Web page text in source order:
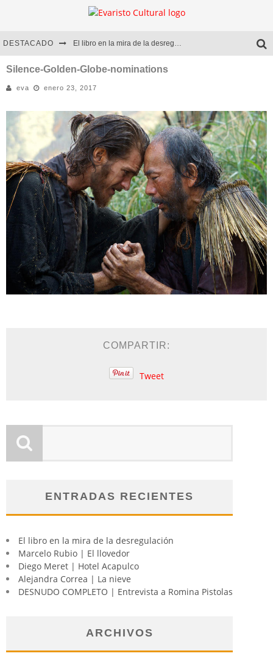
DESTACADO El libro en la mira de la desregulación
Marcelo Rubio | El llovedor
Diego Meret | Hotel Acapulco
Alejandra Correa | La nieve
Silence-Golden-Globe-nominations
eva enero 23, 2017
COMPARTIR:
Tweet
ENTRADAS RECIENTES
El libro en la mira de la desregulación
Marcelo Rubio | El llovedor
Diego Meret | Hotel Acapulco
Alejandra Correa | La nieve
DESNUDO COMPLETO | Entrevista a Romina Pistolas
ARCHIVOS